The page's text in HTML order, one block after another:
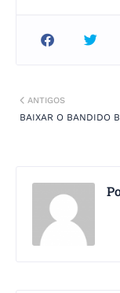
ANTIGOS
BAIXAR O BANDIDO